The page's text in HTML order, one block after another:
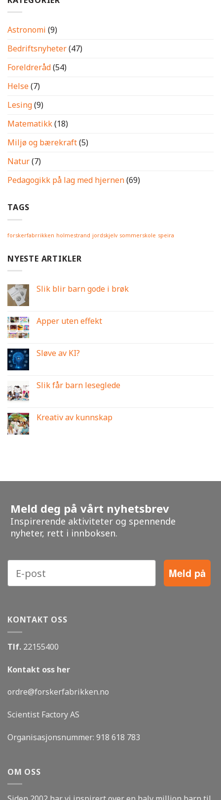
Astronomi (9)
Bedriftsnyheter(47)
Foreldreråd(54)
Helse(7)
Lesing(9)
Matematikk(18)
Miljø og bærekraft(5)
Natur(7)
Pedagogikk på lag med hjernen(69)
TAGS
forskerfabrrikken holmestrand jordskjelv sommerskole speira
NYESTE ARTIKLER
Slik blir barn gode i brøk
Apper uten effekt
Sløve av KI?
Slik får barn leseglede
Kreativ av kunnskap
Meld deg på vårt nyhetsbrev
Inspirerende aktiviteter og spennende
nyheter, rett i innboksen.
Meld på
KONTAKT OSS
Tlf. 22155400
Kontakt oss her
ordre@forskerfabrikken.no
Scientist Factory AS
Organisasjonsnummer: 918 618 783
OM OSS